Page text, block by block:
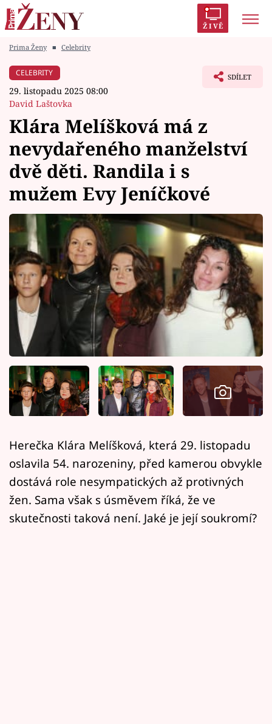
ŽIVĚ
Módní alarm
Témata
Celebrity
Vztahy
Seriály
Horoskopy
Sledujte prima+
Filmový festival Karlovy Vary
Pořady
Mámy sobě
Sledujte nás
Prima Ženy ■ Celebrity
CELEBRITY
29. listopadu 2025 08:00
David Laštovka
SDÍLET
Klára Melíšková má z
nevydařeného manželství
dvě děti. Randila i s
mužem Evy Jeníčkové
Herečka Klára Melíšková, která 29. listopadu
oslavila 54. narozeniny, před kamerou obvykle
dostává role nesympatických až protivných
žen. Sama však s úsměvem říká, že ve
skutečnosti taková není. Jaké je její soukromí?